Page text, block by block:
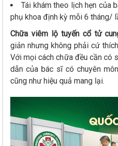
Tái khám theo lịch hẹn của
phụ khoa định kỳ mỗi 6 tháng/
Chữa viêm lộ tuyến cổ tử
giản nhưng không phải cứ
Với mọi cách chữa đều cần có
dẫn của bác sĩ có chuyên
cũng như hiệu quả mang lại.